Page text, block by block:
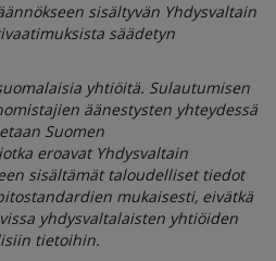
sisältyvän Yhdysvaltain
säädetyn
yhtiöitä. Sulautumisen
äänestysten yhteydessä
Suomen
eroavat Yhdysvaltain
sisältämät taloudelliset tiedot
mukaisesti, eivätkä
yhdysvaltalaisten yhtiöiden
tietoihin.